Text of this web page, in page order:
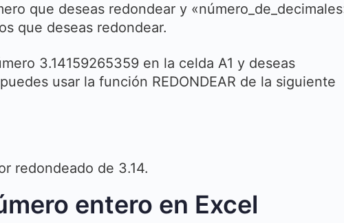
que deseas redondear y
que deseas redondear.
3.14159265359 en la celda A1 y deseas
usar la función REDONDEAR de la siguiente
redondeado de 3.14.
entero en Excel